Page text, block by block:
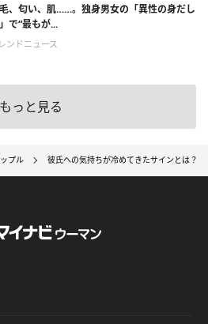
、匂い、肌……。独身男女の「異性の身だし
で“最もが...
ンドニュース
もっと見る
プル 彼氏への気持ちが冷めてきたサインとは？